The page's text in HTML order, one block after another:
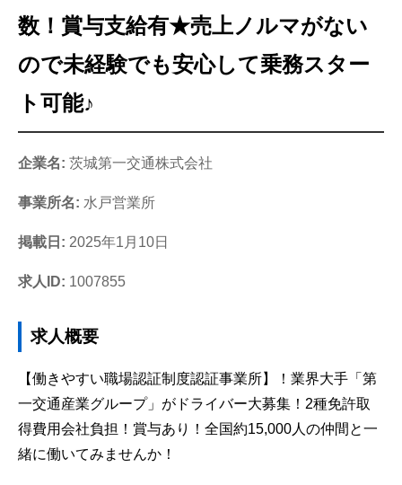
数！賞与支給有★売上ノルマがない
ので未経験でも安心して乗務スター
ト可能♪
企業名: 茨城第一交通株式会社
事業所名: 水戸営業所
掲載日: 2025年1月10日
求人ID: 1007855
求人概要
【働きやすい職場認証制度認証事業所】！業界大手「第
一交通産業グループ」がドライバー大募集！2種免許取
得費用会社負担！賞与あり！全国約15,000人の仲間と一
緒に働いてみませんか！